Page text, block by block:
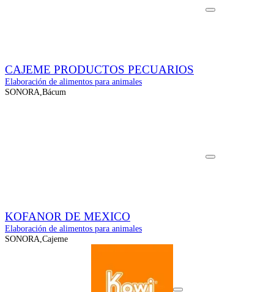
CAJEME PRODUCTOS PECUARIOS
Elaboración de alimentos para animales
SONORA,Bácum
KOFANOR DE MEXICO
Elaboración de alimentos para animales
SONORA,Cajeme